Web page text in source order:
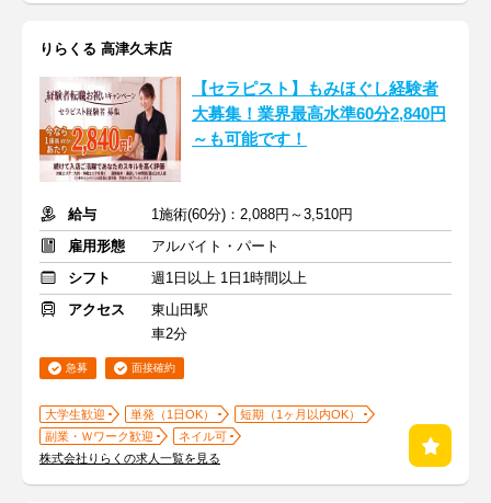
りらくる 高津久末店
【セラピスト】もみほぐし経験者
大募集！業界最高水準60分2,840円
～も可能です！
給与
1施術(60分)：2,088円～3,510円
雇用形態
アルバイト・パート
シフト
週1日以上 1日1時間以上
アクセス
東山田駅
車2分
急募 面接確約
大学生歓迎 単発（1日OK）
短期（1ヶ月以内OK）
副業・Ｗワーク歓迎
ネイル可
株式会社りらくの求人一覧を見る